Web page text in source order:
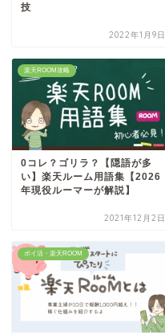
技
2022年1月9日
楽天ROOM攻略
0コレ？ゴリラ？【隠語が多
い】楽天ルーム用語集【2026
年現役ルーマーが解説】
2021年12月2日
ポイ活・楽天ROOM